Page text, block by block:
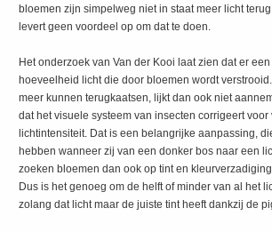
bloemen zijn simpelweg niet in staat meer licht
levert geen voordeel op om dat te doen.
Het onderzoek van Van der Kooi laat zien dat er
hoeveelheid licht die door bloemen wordt
meer kunnen terugkaatsen, lijkt dan ook niet
dat het visuele systeem van insecten corrigeert voor
lichtintensiteit. Dat is een belangrijke aanpassing,
hebben wanneer zij van een donker bos naar een
zoeken bloemen dan ook op tint en
Dus is het genoeg om de helft of minder van al het
zolang dat licht maar de juiste tint heeft dankzij de